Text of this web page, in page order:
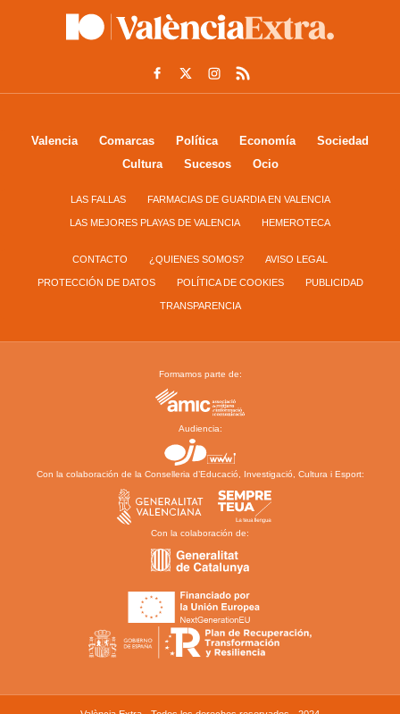
Valencia Comarcas Política Economía
Sociedad
Cultura
Sucesos Ocio
LAS FALLAS FARMACIAS DE GUARDIA EN VALENCIA
LAS MEJORES PLAYAS DE VALENCIA HEMEROTECA
CONTACTO ¿QUIENES SOMOS? AVISO LEGAL
PROTECCIÓN DE DATOS POLÍTICA DE COOKIES PUBLICIDAD
TRANSPARENCIA
Formamos parte de:
Audiencia:
Con la colaboración de la Conselleria d’Educació, Investigació, Cultura i Esport:
Con la colaboración de: